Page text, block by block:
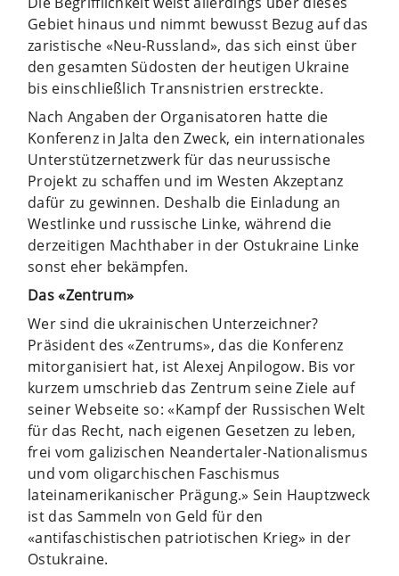
Gebiet hinaus und nimmt bewusst Bezug auf das
zaristische «Neu-Russland», das sich einst über
den gesamten Südosten der heutigen Ukraine
bis einschließlich Transnistrien erstreckte.
Nach Angaben der Organisatoren hatte die
Konferenz in Jalta den Zweck, ein internationales
Unterstützernetzwerk für das neurussische
Projekt zu schaffen und im Westen Akzeptanz
dafür zu gewinnen. Deshalb die Einladung an
Westlinke und russische Linke, während die
derzeitigen Machthaber in der Ostukraine Linke
sonst eher bekämpfen.
Das «Zentrum»
Wer sind die ukrainischen Unterzeichner?
Präsident des «Zentrums», das die Konferenz
mitorganisiert hat, ist Alexej Anpilogow. Bis vor
kurzem umschrieb das Zentrum seine Ziele auf
seiner Webseite so: «Kampf der Russischen Welt
für das Recht, nach eigenen Gesetzen zu leben,
frei vom galizischen Neandertaler-Nationalismus
und vom oligarchischen Faschismus
lateinamerikanischer Prägung.» Sein Hauptzweck
ist das Sammeln von Geld für den
«antifaschistischen patriotischen Krieg» in der
Ostukraine.